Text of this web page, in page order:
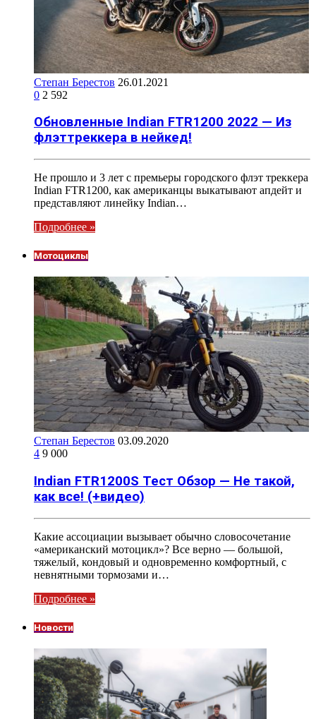
Степан Берестов 26.01.2021
0 2 592
Обновленные Indian FTR1200 2022 — Из
флэттреккера в нейкед!
Не прошло и 3 лет с премьеры городского флэт треккера
Indian FTR1200, как американцы выкатывают апдейт и
представляют линейку Indian…
Подробнее »
Мотоциклы
Степан Берестов 03.09.2020
4 9 000
Indian FTR1200S Тест Обзор — Не такой,
как все! (+видео)
Какие ассоциации вызывает обычно словосочетание
«американский мотоцикл»? Все верно — большой,
тяжелый, кондовый и одновременно комфортный, с
невнятными тормозами и…
Подробнее »
Новости